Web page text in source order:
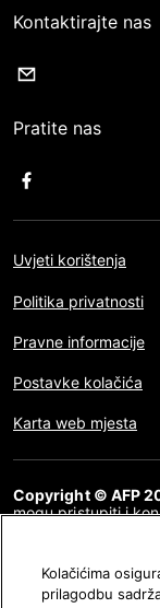
Kontaktirajte nas
Pratite nas
Uvjeti korištenja
Politika privatnosti
Pravne informacije
Postavke kolačića
Karta web mjesta
Copyright © AFP
mogu pristupiti i
kakva druga
prenošenja
stranice, u cijelosti
bilo kojim drugim
Kolačićima
prilagodbu